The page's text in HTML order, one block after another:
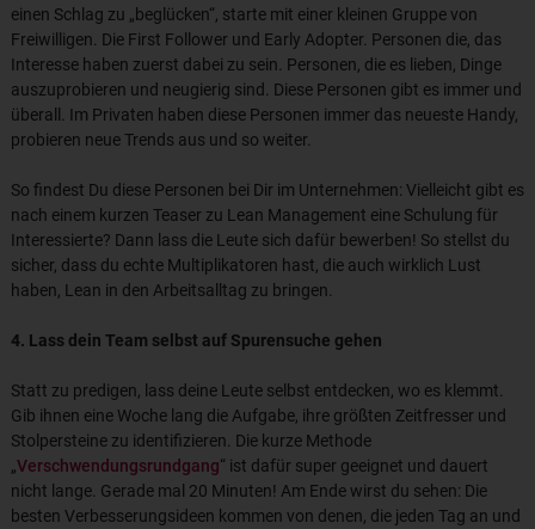
einen Schlag zu „beglücken“, starte mit einer kleinen Gruppe von
Freiwilligen. Die First Follower und Early Adopter. Personen die, das
Interesse haben zuerst dabei zu sein. Personen, die es lieben, Dinge
auszuprobieren und neugierig sind. Diese Personen gibt es immer und
überall. Im Privaten haben diese Personen immer das neueste Handy,
probieren neue Trends aus und so weiter.
So findest Du diese Personen bei Dir im Unternehmen: Vielleicht gibt es
nach einem kurzen Teaser zu Lean Management eine Schulung für
Interessierte? Dann lass die Leute sich dafür bewerben! So stellst du
sicher, dass du echte Multiplikatoren hast, die auch wirklich Lust
haben, Lean in den Arbeitsalltag zu bringen.
4. Lass dein Team selbst auf Spurensuche gehen
Statt zu predigen, lass deine Leute selbst entdecken, wo es klemmt.
Gib ihnen eine Woche lang die Aufgabe, ihre größten Zeitfresser und
Stolpersteine zu identifizieren. Die kurze Methode
„Verschwendungsrundgang“ ist dafür super geeignet und dauert
nicht lange. Gerade mal 20 Minuten! Am Ende wirst du sehen: Die
besten Verbesserungsideen kommen von denen, die jeden Tag an und